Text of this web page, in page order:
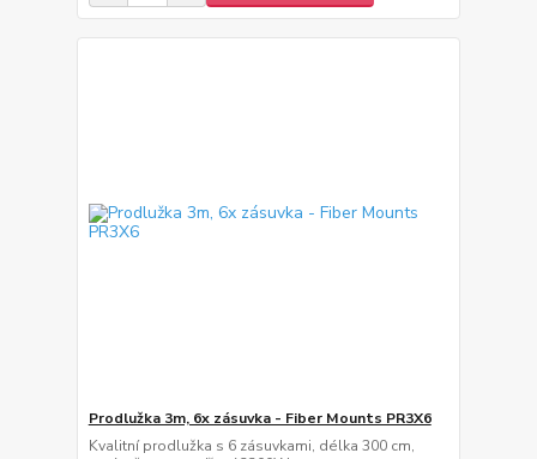
Prodlužka 3m, 6x zásuvka - Fiber Mounts PR3X6
Kvalitní prodlužka s 6 zásuvkami, délka 300 cm,